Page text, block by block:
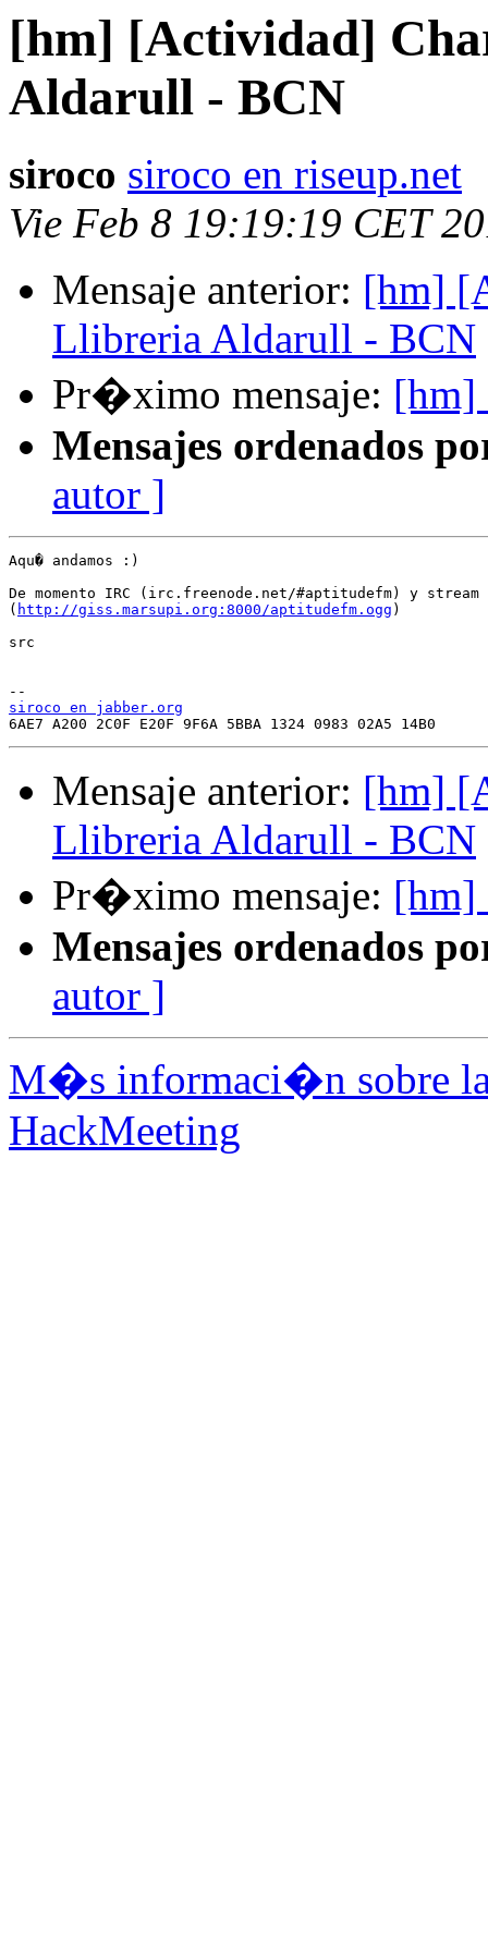
[hm] [Actividad]
Aldarull - BCN
siroco siroco en riseup.net
Vie Feb 8 19:19:19 CET
Mensaje anterior: [hm]
Llibreria Aldarull - BCN
Pr�ximo mensaje: [hm]
Mensajes ordenados
autor ]
Aqu� andamos :)
De momento IRC (irc.freenode.net/#aptitudefm) y
( http://giss.marsupi.org:8000/aptitudefm.ogg )
src
siroco en jabber.org
Mensaje anterior: [hm]
Llibreria Aldarull - BCN
Pr�ximo mensaje: [hm]
Mensajes ordenados
autor ]
M�s informaci�n sobre
HackMeeting